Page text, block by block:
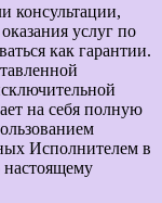
консультации,
услуг по
как гарантии.
на себя полную
Исполнителем в
настоящему